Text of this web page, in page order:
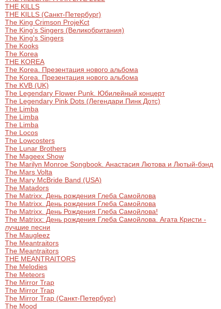
THE KILLS
THE KILLS (Санкт-Петербург)
The King Crimson ProjeKct
The King’s Singers (Великобритания)
The King's Singers
The Kooks
The Korea
THE KOREA
The Korea. Презентация нового альбома
The Korea. Презентация нового альбома
The KVB (UK)
The Legendary Flower Punk. Юбилейный концерт
The Legendary Pink Dots (Легендари Пинк Дотс)
The Limba
The Limba
The Limba
The Locos
The Lowcosters
The Lunar Brothers
The Mageex Show
The Marilyn Monroe Songbook. Анастасия Лютова и Лютый-бэнд
The Mars Volta
The Mary McBride Band (USA)
The Matadors
The Matrixx. День рождения Глеба Самойлова
The Matrixx. День рождения Глеба Самойлова
The Matrixx. День Рождения Глеба Самойлова!
The Matrixx: День рождения Глеба Самойлова. Агата Кристи -
лучшие песни
The Maugleez
The Meantraitors
The Meantraitors
THE MEANTRAITORS
The Melodies
The Meteors
The Mirror Trap
The Mirror Trap
The Mirror Trap (Санкт-Петербург)
The Mood